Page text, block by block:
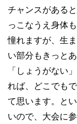
チャンスがある
っこなうえ身体
憧れますが、生
い部分もきっと
「しょうがない
れば、どこでも
て思います。と
いので、大会に